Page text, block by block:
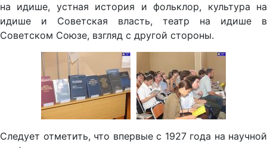
на идише, устная история и фольклор, культура на
идише и Советская власть, театр на идише в
Советском Союзе, взгляд с другой стороны.
Следует отметить, что впервые с 1927 года на научной